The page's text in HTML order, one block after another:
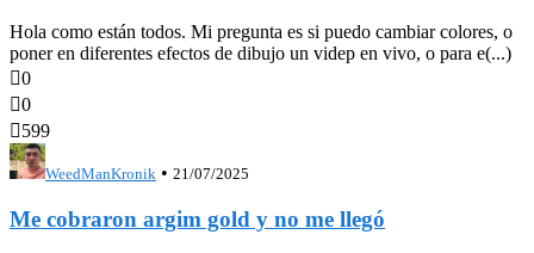
Hola como están todos. Mi pregunta es si puedo cambiar colores, o
poner en diferentes efectos de dibujo un videp en vivo, o para e(...)
0
0
599
WeedManKronik • 21/07/2025
Me cobraron argim gold y no me llegó